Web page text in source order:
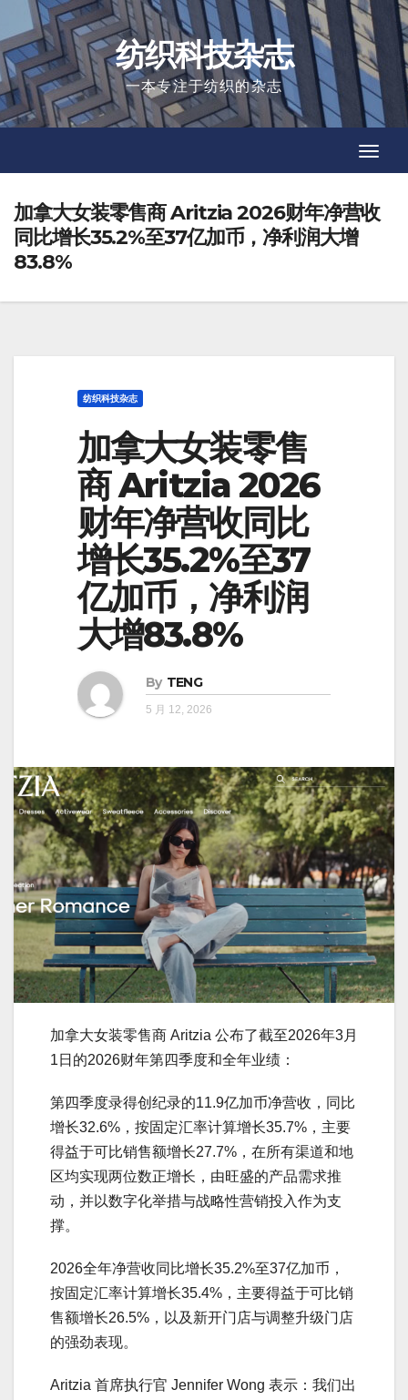
to
content
纺织科技杂志
一本专注于纺织的杂志
加拿大女装零售商 Aritzia 2026财年净营收
同比增长35.2%至37亿加币，净利润大增
83.8%
纺织科技杂志
加拿大女装零售
商 Aritzia 2026
财年净营收同比
增长35.2%至37
亿加币，净利润
大增83.8%
By TENG
5 月 12, 2026
加拿大女装零售商 Aritzia 公布了截至2026年3月
1日的2026财年第四季度和全年业绩：
第四季度录得创纪录的11.9亿加币净营收，同比
增长32.6%，按固定汇率计算增长35.7%，主要
得益于可比销售额增长27.7%，在所有渠道和地
区均实现两位数正增长，由旺盛的产品需求推
动，并以数字化举措与战略性营销投入作为支
撑。
2026全年净营收同比增长35.2%至37亿加币，
按固定汇率计算增长35.4%，主要得益于可比销
售额增长26.5%，以及新开门店与调整升级门店
的强劲表现。
Aritzia 首席执行官 Jennifer Wong 表示：我们出